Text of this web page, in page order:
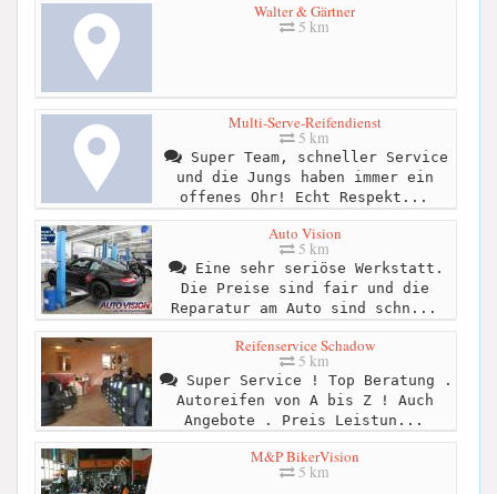
Walter & Gärtner
5 km
Multi-Serve-Reifendienst
5 km
Super Team, schneller Service
und die Jungs haben immer ein
offenes Ohr! Echt Respekt...
Auto Vision
5 km
Eine sehr seriöse Werkstatt.
Die Preise sind fair und die
Reparatur am Auto sind schn...
Reifenservice Schadow
5 km
Super Service ! Top Beratung .
Autoreifen von A bis Z ! Auch
Angebote . Preis Leistun...
M&P BikerVision
5 km